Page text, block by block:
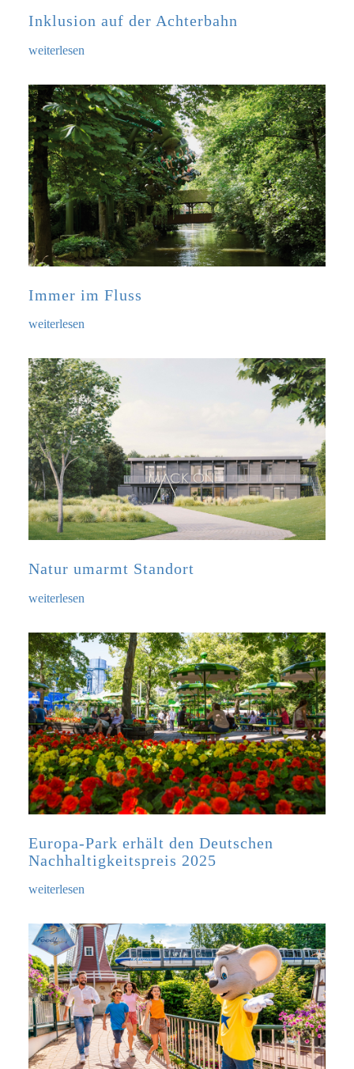
Inklusion auf der Achterbahn
weiterlesen
Immer im Fluss
weiterlesen
Natur umarmt Standort
weiterlesen
Europa-Park erhält den Deutschen
Nachhaltigkeitspreis 2025
weiterlesen